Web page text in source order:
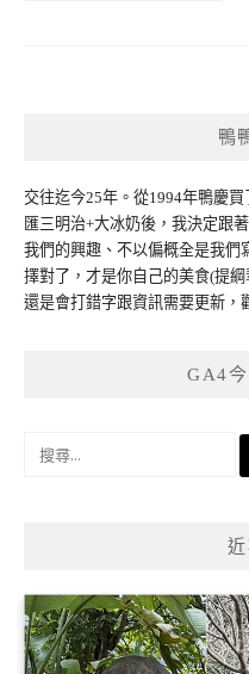
鴨
交往迄今25年。從1994年鴨慶
匯三明治+大冰奶後，我決定跟
我們的興趣、不以偏概全是我們
擇對了，才是你自己的美食(提
還是會打錯字跟資訊需要更新，
GA4